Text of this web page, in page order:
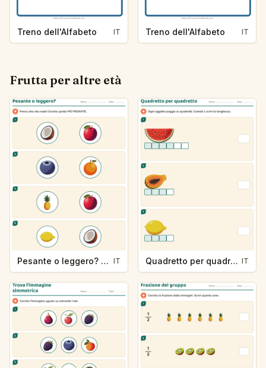
Treno dell'Alfabeto IT Treno dell'Alfabeto IT
Frutta per altre età
Pesante o leggero? — Frutta IT Quadretto per quadretto — Frutta IT